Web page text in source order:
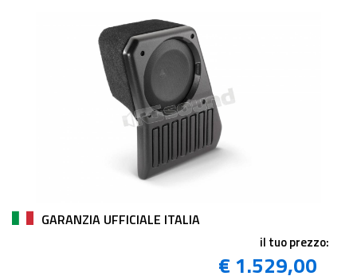
GARANZIA UFFICIALE ITALIA
il tuo prezzo:
€ 1.529,00